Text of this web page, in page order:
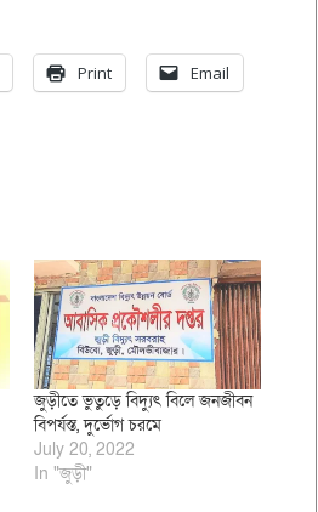
Print Email
জুড়ীতে ভুতুড়ে বিদ্যুৎ বিলে জনজীবন
বিপর্যস্ত, দুর্ভোগ চরমে
July 20, 2022
In "জুড়ী"